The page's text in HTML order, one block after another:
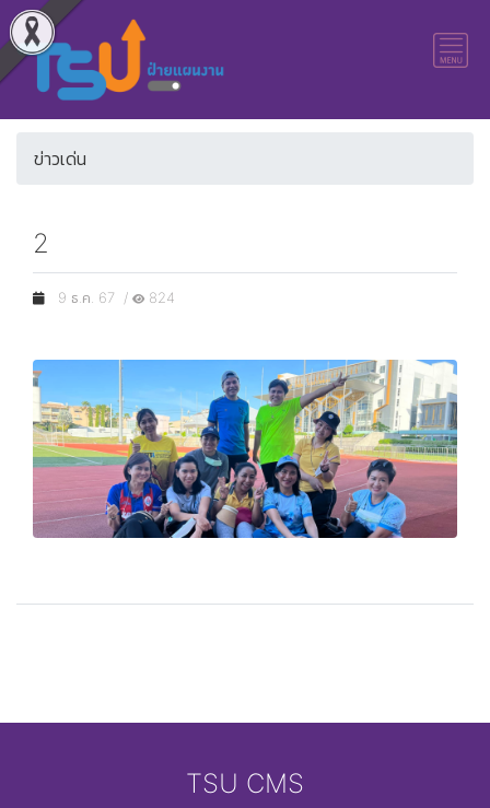
ข่าวเด่น
2
9 ธ.ค. 67 / 824
TSU CMS